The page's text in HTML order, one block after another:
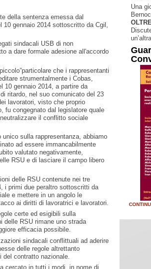
della sentenza emessa dal
gennaio 2014 sottoscritto da Cgil,
sindacali USB di non
a dare formale adesione all'accordo
che i rappresentanti
strumentalmente i Cobas,
10 gennaio 2014, a partire da
ritardo, nel suo comunicato del 23
lavoratori, visto che proprio
fu congegnato dal legislatore quale
il conflitto sociale
sulla rappresentanza, abbiamo
ad essere immancabilmente
valutato negativamente,
RSU e di lasciare il campo libero
delle RSU contenute nei tre
i primi due peraltro sottoscritti da
e mettere in un angolo le
ai diritti di lavoratrici e lavoratori.
certe ed esigibili sulla
delle RSU rimane uno strada
efficacia possibile.
sindacali conflittuali ad aderire
delle regole altrettanto
contratto nazionale.
cercato in tutti i modi, in nome di
Una